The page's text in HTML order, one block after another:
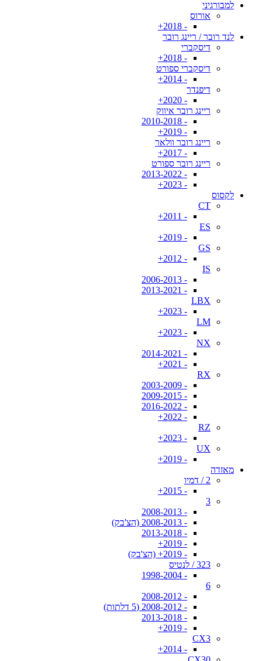
למבורגיני
אורוס
- 2018+
לנד רובר / ריינג רובר
דיסקברי
- 2018+
דיסקברי ספורט
- 2014+
דיפנדר
- 2020+
ריינג רובר איווק
- 2010-2018
- 2019+
ריינג רובר וולאר
- 2017+
ריינג רובר ספורט
- 2013-2022
- 2023+
לקסוס
CT
- 2011+
ES
- 2019+
GS
- 2012+
IS
- 2006-2013
- 2013-2021
LBX
- 2023+
LM
- 2023+
NX
- 2014-2021
- 2021+
RX
- 2003-2009
- 2009-2015
- 2016-2022
- 2022+
RZ
- 2023+
UX
- 2019+
מאזדה
2 / דמיו
- 2015+
3
- 2008-2013
- 2008-2013 (הצ'בק)
- 2013-2018
- 2019+
- 2019+ (הצ'בק)
323 / לנטיס
- 1998-2004
6
- 2008-2012
- 2008-2012 (5 דלתות)
- 2013-2018
- 2019+
CX3
- 2014+